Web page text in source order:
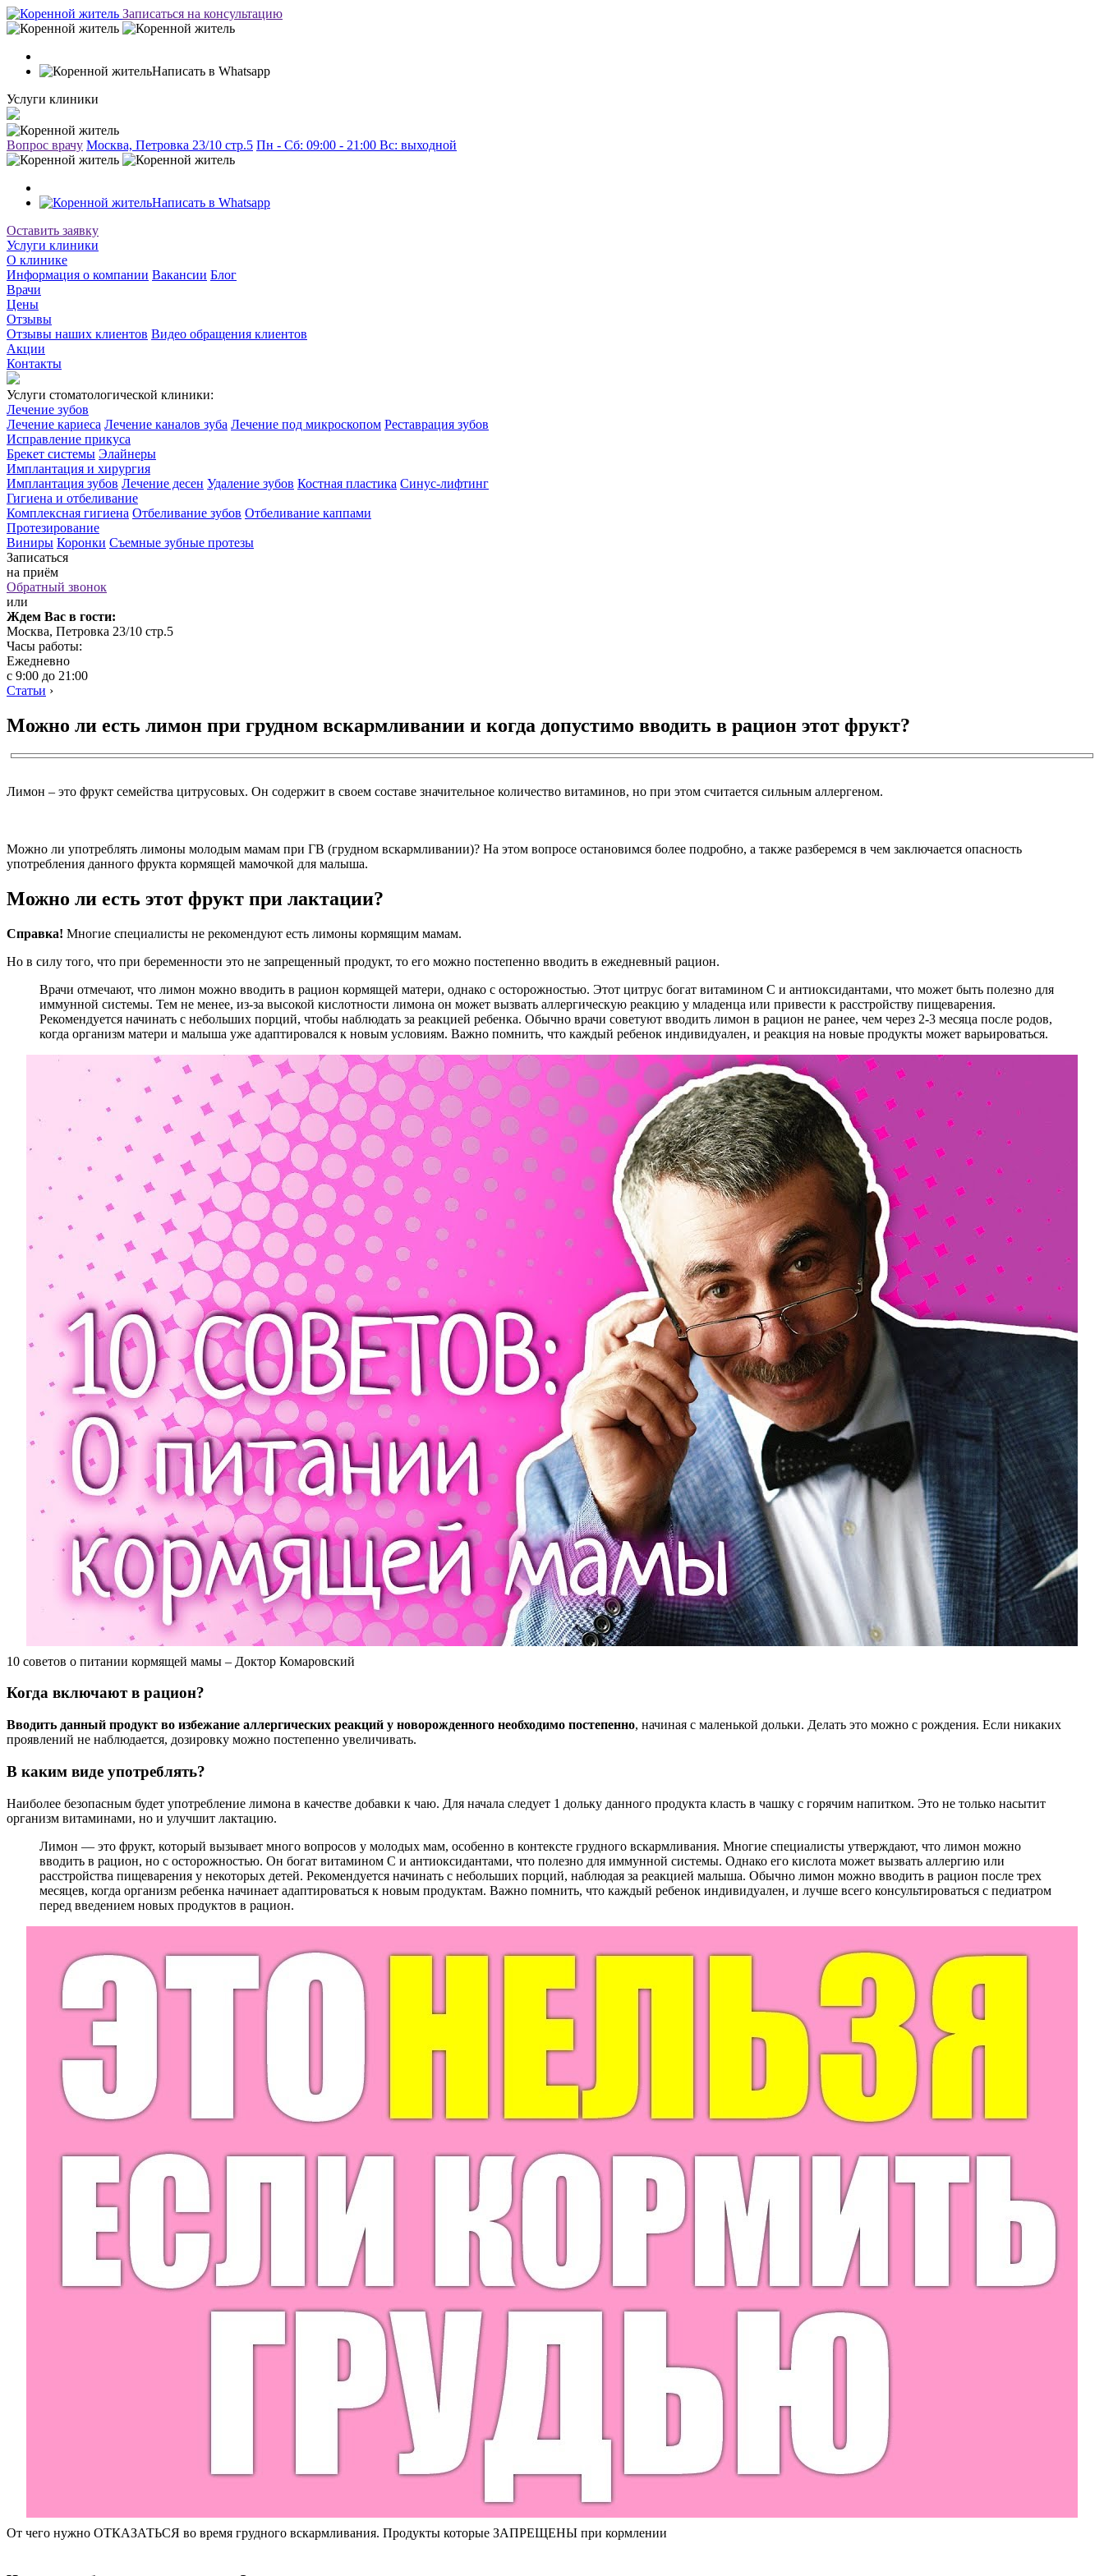
Записаться на консультацию
Написать в Whatsapp
Услуги клиники
Вопрос врачу Москва, Петровка 23/10 стр.5 Пн - Сб: 09:00 - 21:00 Вc: выходной
Написать в Whatsapp
Оставить заявку
Услуги клиники
О клинике
Информация о компании Вакансии Блог
Врачи
Цены
Отзывы
Отзывы наших клиентов Видео обращения клиентов
Акции
Контакты
Услуги стоматологической клиники:
Лечение зубов
Лечение кариеса Лечение каналов зуба Лечение под микроскопом Реставрация зубов
Исправление прикуса
Брекет системы Элайнеры
Имплантация и хирургия
Имплантация зубов Лечение десен Удаление зубов Костная пластика Синус-лифтинг
Гигиена и отбеливание
Комплексная гигиена Отбеливание зубов Отбеливание каппами
Протезирование
Виниры Коронки Съемные зубные протезы
Записаться
на приём
Обратный звонок
или
Ждем Вас в гости:
Москва, Петровка 23/10 стр.5
Часы работы:
Ежедневно
с 9:00 до 21:00
Статьи ›
Можно ли есть лимон при грудном вскармливании и когда допустимо вводить в рацион этот фрукт?
Лимон – это фрукт семейства цитрусовых. Он содержит в своем составе значительное количество витаминов, но при этом считается сильным аллергеном.
Можно ли употреблять лимоны молодым мамам при ГВ (грудном вскармливании)? На этом вопросе остановимся более подробно, а также разберемся в чем заключается опасность
употребления данного фрукта кормящей мамочкой для малыша.
Можно ли есть этот фрукт при лактации?
Справка! Многие специалисты не рекомендуют есть лимоны кормящим мамам.
Но в силу того, что при беременности это не запрещенный продукт, то его можно постепенно вводить в ежедневный рацион.
Врачи отмечают, что лимон можно вводить в рацион кормящей матери, однако с осторожностью. Этот цитрус богат витамином C и антиоксидантами, что может быть полезно для
иммунной системы. Тем не менее, из-за высокой кислотности лимона он может вызвать аллергическую реакцию у младенца или привести к расстройству пищеварения.
Рекомендуется начинать с небольших порций, чтобы наблюдать за реакцией ребенка. Обычно врачи советуют вводить лимон в рацион не ранее, чем через 2-3 месяца после родов,
когда организм матери и малыша уже адаптировался к новым условиям. Важно помнить, что каждый ребенок индивидуален, и реакция на новые продукты может варьироваться.
10 советов о питании кормящей мамы – Доктор Комаровский
Когда включают в рацион?
Вводить данный продукт во избежание аллергических реакций у новорожденного необходимо постепенно, начиная с маленькой дольки. Делать это можно с рождения. Если никаких
проявлений не наблюдается, дозировку можно постепенно увеличивать.
В каким виде употреблять?
Наиболее безопасным будет употребление лимона в качестве добавки к чаю. Для начала следует 1 дольку данного продукта класть в чашку с горячим напитком. Это не только насытит
организм витаминами, но и улучшит лактацию.
Лимон — это фрукт, который вызывает много вопросов у молодых мам, особенно в контексте грудного вскармливания. Многие специалисты утверждают, что лимон можно
вводить в рацион, но с осторожностью. Он богат витамином C и антиоксидантами, что полезно для иммунной системы. Однако его кислота может вызвать аллергию или
расстройства пищеварения у некоторых детей. Рекомендуется начинать с небольших порций, наблюдая за реакцией малыша. Обычно лимон можно вводить в рацион после трех
месяцев, когда организм ребенка начинает адаптироваться к новым продуктам. Важно помнить, что каждый ребенок индивидуален, и лучше всего консультироваться с педиатром
перед введением новых продуктов в рацион.
От чего нужно ОТКАЗАТЬСЯ во время грудного вскармливания. Продукты которые ЗАПРЕЩЕНЫ при кормлении